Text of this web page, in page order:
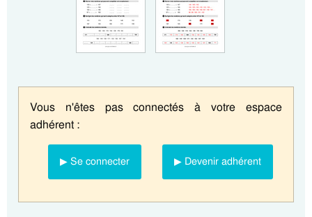
Vous n'êtes pas connectés à votre espace
adhérent :
▶ Se connecter ▶ Devenir adhérent